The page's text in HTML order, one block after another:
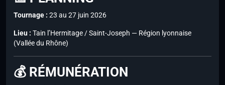
Tournage : 23 au 27 juin 2026
Lieu : Tain l’Hermitage / Saint-Joseph — Région lyonnaise
(Vallée du Rhône)
💰 RÉMUNÉRATION